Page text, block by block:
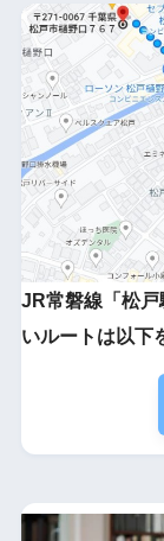
JR常磐線「松戸
いルートは以下